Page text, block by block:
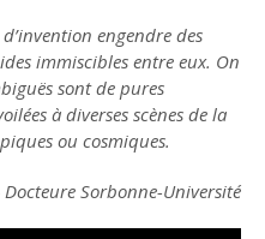
engendre des
immiscibles entre eux. On
sont de pures
à diverses scènes de la
ou cosmiques.
Sorbonne-Université